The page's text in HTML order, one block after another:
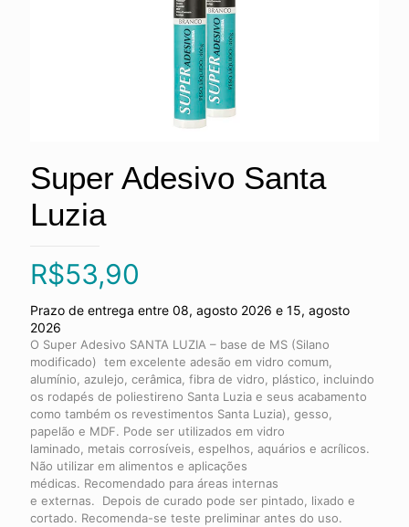
Super Adesivo Santa
Luzia
R$53,90
Prazo de entrega entre 08, agosto 2026 e 15, agosto
2026
O Super Adesivo SANTA LUZIA – base de MS (Silano
modificado) tem excelente adesão em vidro comum,
alumínio, azulejo, cerâmica, fibra de vidro, plástico, incluindo
os rodapés de poliestireno Santa Luzia e seus acabamento
como também os revestimentos Santa Luzia), gesso,
papelão e MDF. Pode ser utilizados em vidro
laminado, metais corrosíveis, espelhos, aquários e acrílicos.
Não utilizar em alimentos e aplicações
médicas. Recomendado para áreas internas
e externas. Depois de curado pode ser pintado, lixado e
cortado. Recomenda-se teste preliminar antes do uso.